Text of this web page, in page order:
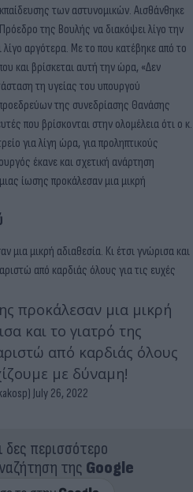
των αστυνομικών. Αισθάνθηκε
της Βουλής να διακόψει λίγο την
λίγο αργότερα. Με το που κατέβηκε από το
και βρίσκεται αυτή την ώρα, «Δεν
τη υγείας του υπουργού
της συνεδρίασης Θανάσης
που βρίσκονται στην ολομέλεια ότι ο κ.
για λίγη ώρα, για προληπτικούς
έκανε και σχετική ανάρτηση
ίωσης προκάλεσαν μια μικρή
μια μικρή αδιαθεσία. Κι έτσι γνώρισα και
από καρδιάς όλους για τις ευχές
προκάλεσαν μια μικρή
και το γιατρό της
από καρδιάς όλους
με δύναμη!
July 26, 2022
δες περισσότερο
της Google